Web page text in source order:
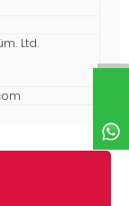
Ltd.